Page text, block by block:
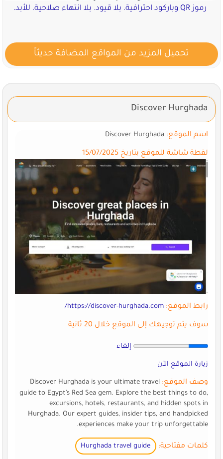
رموز QR وباركود احترافية. بلا قيود. بلا انتهاء صلاحية. للأبد.
تحميل المزيد من المواقع المضافة حديثاً
Discover Hurghada
اسم الموقع:Discover Hurghada
لقطة شاشة للموقع بتاريخ 15/07/2025
رابط الموقع: https://discover-hurghada.com/
سوف يتم توجيهك إلى الموقع خلال 20 ثانية
إلغاء
زيارة الموقع الآن
وصف الموقع: Discover Hurghada is your ultimate travel
guide to Egypt’s Red Sea gem. Explore the best things to do,
excursions, hotels, restaurants, and hidden spots in
Hurghada. Our expert guides, insider tips, and handpicked
experiences make your trip unforgettable.
كلمات مفتاحية: Hurghada travel guide